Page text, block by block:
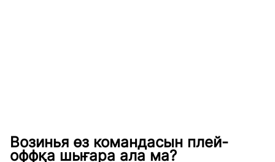
Возинья өз командасын плей-
оффқа шығара ала ма?